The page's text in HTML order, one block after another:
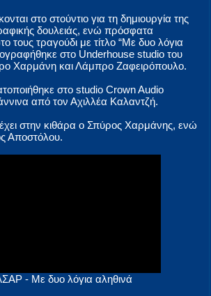
στο στούντιο για τη δημιουργία της
δουλειάς, ενώ πρόσφατα
τους τραγούδι με τίτλο “Με δυο λόγια
στο Underhouse studio του
Χαρμάνη και Λάμπρο Ζαφειρόπουλο.
στο studio Crown Audio
από τον Αχιλλέα Καλαντζή.
στην κιθάρα ο Σπύρος Χαρμάνης, ενώ
Αποστόλου.
- Με δυο λόγια αληθινά